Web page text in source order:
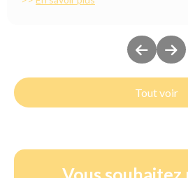
Tout voir